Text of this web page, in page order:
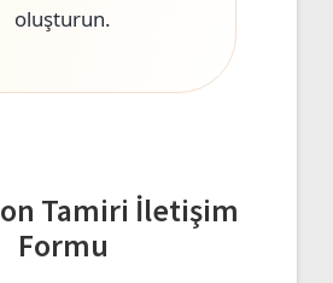
oluşturun.
Tamiri İletişim
Formu